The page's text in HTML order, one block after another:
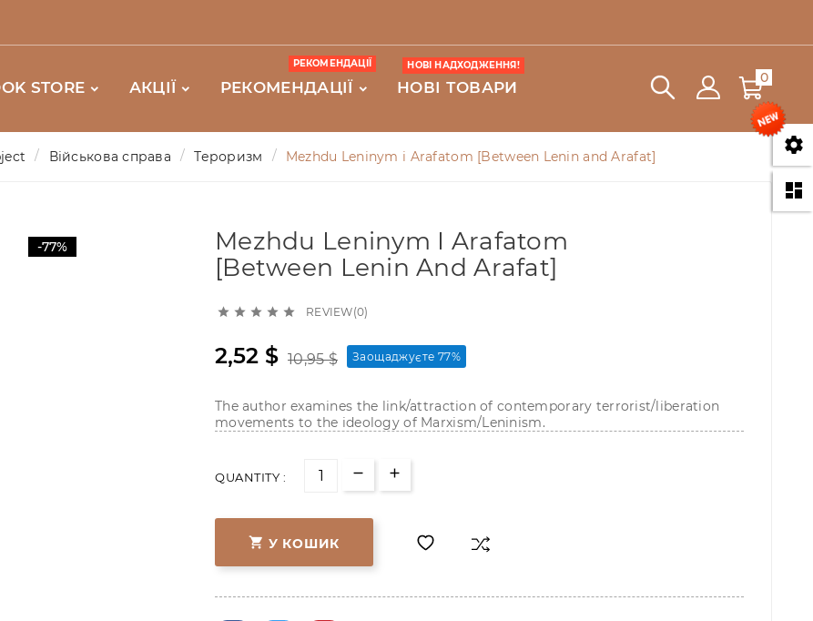


STORE АКЦІЇ РЕКОМЕНДАЦІЇ
РЕКОМЕНДАЦІЇ
НОВІ ТОВАРИ
НОВІ НАДХОДЖЕННЯ!
0
Військова справа Тероризм Mezhdu Leninym i Arafatom [Between Lenin and Arafat]
-77%
Mezhdu Leninym I Arafatom
[Between Lenin And Arafat]
     REVIEW(0)
2,52 $ 10,95 $ Заощаджуєте 77%
The author examines the link/attraction of contemporary terrorist/liberation
movements to the ideology of Marxism/Leninism.
QUANTITY :
 У КОШИК